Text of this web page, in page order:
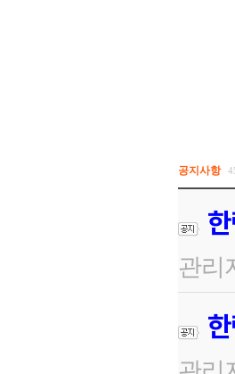
공지사항
관리